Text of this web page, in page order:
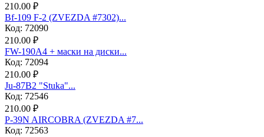
210.00 ₽
Bf-109 F-2 (ZVEZDA #7302)...
Код: 72090
210.00 ₽
FW-190A4 + маски на диски...
Код: 72094
210.00 ₽
Ju-87B2 "Stuka"...
Код: 72546
210.00 ₽
P-39N AIRCOBRA (ZVEZDA #7...
Код: 72563